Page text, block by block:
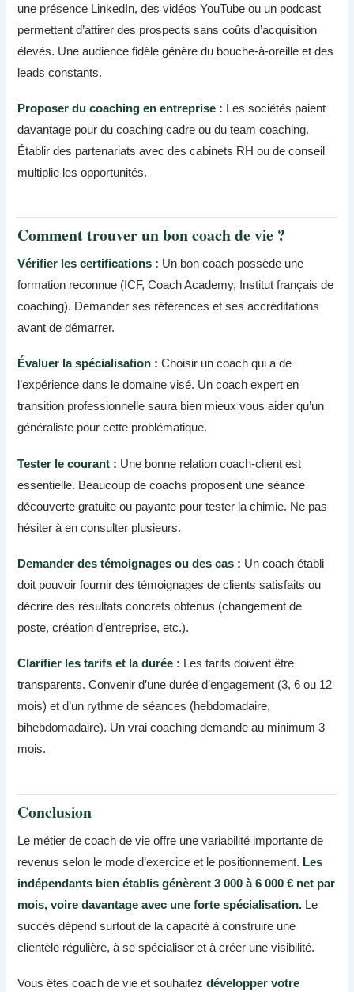
une présence LinkedIn, des vidéos YouTube ou un podcast
permettent d’attirer des prospects sans coûts d’acquisition
élevés. Une audience fidèle génère du bouche-à-oreille et des
leads constants.
Proposer du coaching en entreprise : Les sociétés paient
davantage pour du coaching cadre ou du team coaching.
Établir des partenariats avec des cabinets RH ou de conseil
multiplie les opportunités.
Comment trouver un bon coach de vie ?
Vérifier les certifications : Un bon coach possède une
formation reconnue (ICF, Coach Academy, Institut français de
coaching). Demander ses références et ses accréditations
avant de démarrer.
Évaluer la spécialisation : Choisir un coach qui a de
l’expérience dans le domaine visé. Un coach expert en
transition professionnelle saura bien mieux vous aider qu’un
généraliste pour cette problématique.
Tester le courant : Une bonne relation coach-client est
essentielle. Beaucoup de coachs proposent une séance
découverte gratuite ou payante pour tester la chimie. Ne pas
hésiter à en consulter plusieurs.
Demander des témoignages ou des cas : Un coach établi
doit pouvoir fournir des témoignages de clients satisfaits ou
décrire des résultats concrets obtenus (changement de
poste, création d’entreprise, etc.).
Clarifier les tarifs et la durée : Les tarifs doivent être
transparents. Convenir d’une durée d’engagement (3, 6 ou 12
mois) et d’un rythme de séances (hebdomadaire,
bihebdomadaire). Un vrai coaching demande au minimum 3
mois.
Conclusion
Le métier de coach de vie offre une variabilité importante de
revenus selon le mode d’exercice et le positionnement. Les
indépendants bien établis génèrent 3 000 à 6 000 € net par
mois, voire davantage avec une forte spécialisation. Le
succès dépend surtout de la capacité à construire une
clientèle régulière, à se spécialiser et à créer une visibilité.
Vous êtes coach de vie et souhaitezdévelopper votre